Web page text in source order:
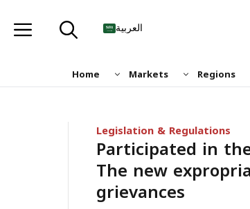
العربية
Home Markets Regions
Legislation & Regulations
Participated in
The new
grievances